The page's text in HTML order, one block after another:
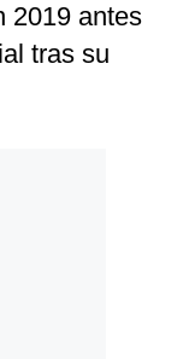
2019 antes
tras su